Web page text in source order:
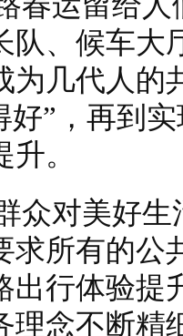
队、候车大
为几代人的
好”，再到
。
众对美好
求所有的公
出行体验提
理念不断精